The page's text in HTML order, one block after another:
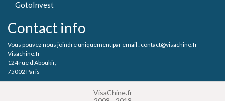
GotoInvest
Contact info
Vous pouvez nous joindre uniquement par email : contact@visachine.fr
Visachine.fr
124 rue d'Aboukir,
75002 Paris
VisaChine.fr